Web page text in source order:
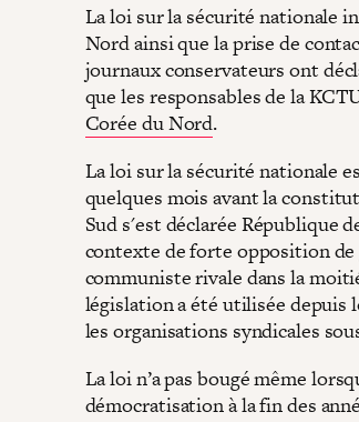
La loi sur la sécurité nationale
Nord ainsi que la prise de
journaux conservateurs ont
que les responsables de la
Corée du Nord.
La loi sur la sécurité nationale
quelques mois avant la
Sud s'est déclarée République
contexte de forte opposition
communiste rivale dans la
législation a été utilisée
les organisations syndicales
La loi n’a pas bougé même
démocratisation à la fin des